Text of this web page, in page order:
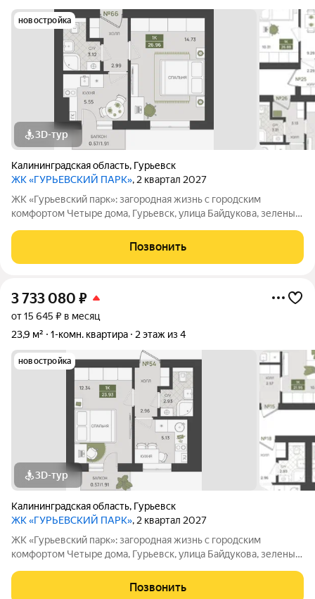
новостройка
3D-тур
Калининградская область, Гурьевск
ЖК «ГУРЬЕВСКИЙ ПАРК», 2 квартал 2027
ЖК «Гурьевский парк»: загородная жизнь с городским
комфортом Четыре дома, Гурьевск, улица Байдукова, зеленый
система отопления - все это новый проект от МПК. Срок сдачи
- II квартал 2027 года
Позвонить
3 733 080 ₽
от 15 645 ₽ в месяц
23,9 м²
1-комн. квартира 2 этаж из 4
новостройка
3D-тур
Калининградская область, Гурьевск
ЖК «ГУРЬЕВСКИЙ ПАРК», 2 квартал 2027
ЖК «Гурьевский парк»: загородная жизнь с городским
комфортом Четыре дома, Гурьевск, улица Байдукова, зеленый
система отопления - все это новый проект от МПК. Срок сдачи
- II квартал 2027 года
Позвонить